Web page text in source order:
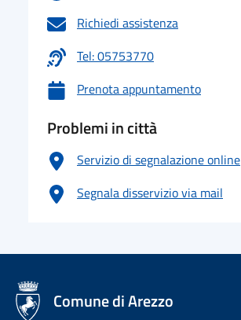
Richiedi assistenza
Tel: 05753770
Prenota appuntamento
Problemi in città
Servizio di segnalazione online
Segnala disservizio via mail
logo Unione Europea
Comune di Arezzo